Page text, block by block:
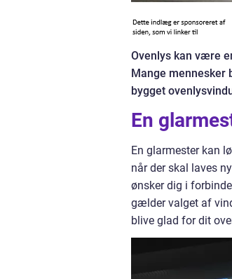
Ovenlys kan være
Mange mennesker
bygget
En
En glarmester kan
når der skal laves
ønsker dig i
gælder valget af
blive glad for dit